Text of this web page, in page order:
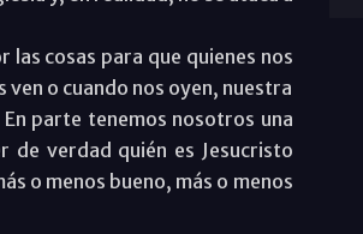
cosas para que quienes nos
o cuando nos oyen, nuestra
parte tenemos nosotros una
de verdad quién es Jesucristo
o menos bueno, más o menos